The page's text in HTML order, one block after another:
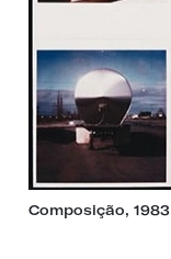
Composição, 1983